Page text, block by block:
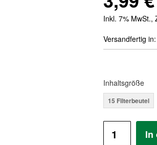
Inkl. 7% MwSt.,
Versandfertig in
Inhaltsgröße
15 Filterbeutel
In